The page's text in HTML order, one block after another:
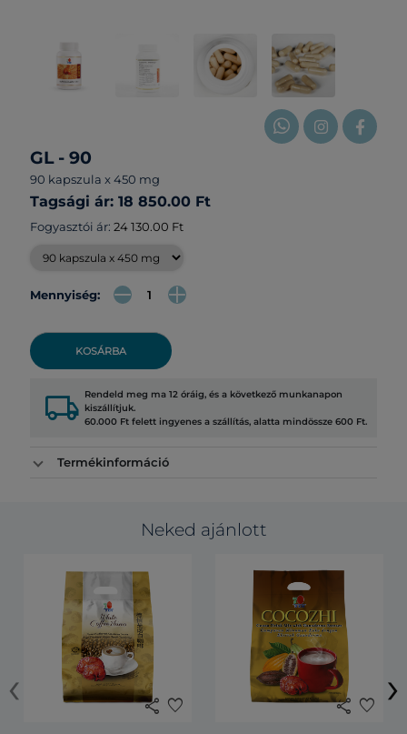
GL - 90
90 kapszula x 450 mg
Tagsági ár: 18 850.00 Ft
Fogyasztói ár: 24 130.00 Ft
Mennyiség:
KOSÁRBA
local_shipping Rendeld meg ma 12 óráig, és a következő munkanapon
kiszállítjuk.
60.000 Ft felett ingyenes a szállítás, alatta mindössze 600 Ft.
Termékinformáció
Neked ajánlott
share favorite share favorite
‹ ›